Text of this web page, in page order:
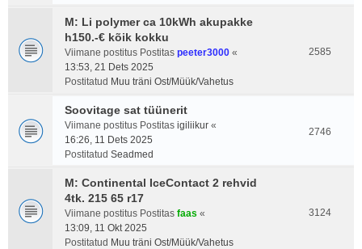
M: Li polymer ca 10kWh akupakke
h150.-€ kõik kokku
Viimane postitus Postitas peeter3000 «
13:53, 21 Dets 2025
Postitatud Muu träni Ost/Müük/Vahetus
2585
Soovitage sat tüünerit
Viimane postitus Postitas igiliikur «
16:26, 11 Dets 2025
Postitatud Seadmed
2746
M: Continental IceContact 2 rehvid
4tk. 215 65 r17
Viimane postitus Postitas faas «
13:09, 11 Okt 2025
Postitatud Muu träni Ost/Müük/Vahetus
3124